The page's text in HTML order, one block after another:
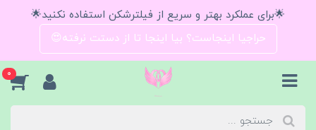
🌟برای عملکرد بهتر و سریع از فیلترشکن استفاده نکنید🌟
حراجیا اینجاست؟ بیا اینجا تا از دستت نرفته😍
0